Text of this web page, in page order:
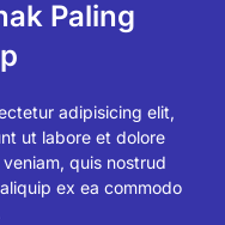
Paling
adipisicing elit,
ut labore et dolore
quis nostrud
ex ea commodo